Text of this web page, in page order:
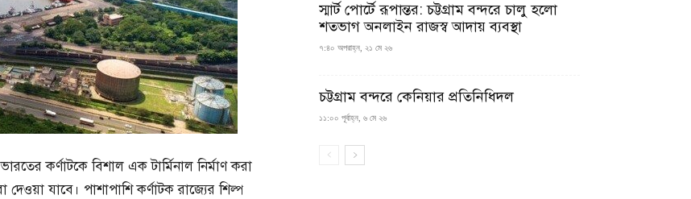
কর্ণাটকে বিশাল এক টার্মিনাল নির্মাণ করা
যাবে। পাশাপাশি কর্ণাটক রাজ্যের শিল্প
স্মার্ট পোর্টে রূপান্তর: চট্টগ্রাম বন্দরে চালু হলো
শতভাগ অনলাইন রাজস্ব আদায় ব্যবস্থা
৭:৪০ অপরাহ্ন, ২১ মে ২৬
চট্টগ্রাম বন্দরে কেনিয়ার প্রতিনিধিদল
১১:০০ পূর্বাহ্ন, ৬ মে ২৬